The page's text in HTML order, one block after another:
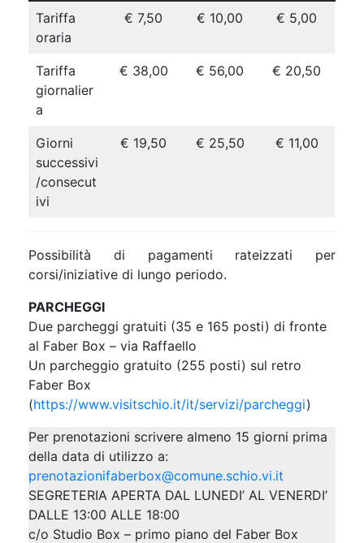
Tariffa
oraria
€ 7,50 € 10,00 € 5,00
Tariffa
giornalier
a
€ 38,00 € 56,00 € 20,50
Giorni
successivi
/consecut
ivi
€ 19,50 € 25,50 € 11,00
Possibilità di pagamenti rateizzati per
corsi/iniziative di lungo periodo.
PARCHEGGI
Due parcheggi gratuiti (35 e 165 posti) di fronte
al Faber Box – via Raffaello
Un parcheggio gratuito (255 posti) sul retro
Faber Box
(https://www.visitschio.it/it/servizi/parcheggi)
Per prenotazioni scrivere almeno 15 giorni prima
della data di utilizzo a:
prenotazionifaberbox@comune.schio.vi.it
SEGRETERIA APERTA DAL LUNEDI’ AL VENERDI’
DALLE 13:00 ALLE 18:00
c/o Studio Box – primo piano del Faber Box